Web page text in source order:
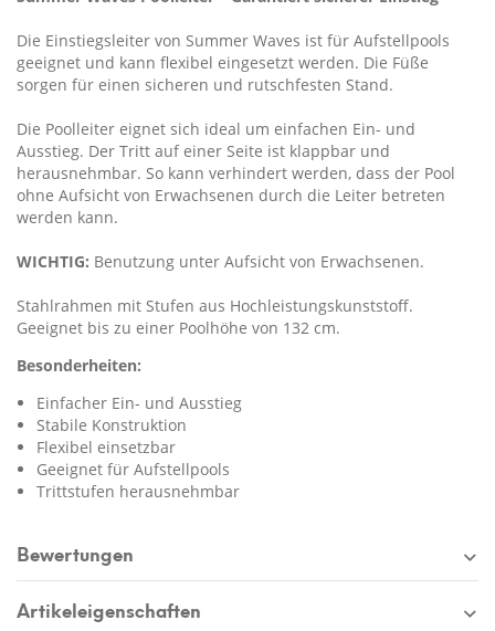
Die Einstiegsleiter von Summer Waves ist für Aufstellpools
geeignet und kann flexibel eingesetzt werden. Die Füße
sorgen für einen sicheren und rutschfesten Stand.
Die Poolleiter eignet sich ideal um einfachen Ein- und
Ausstieg. Der Tritt auf einer Seite ist klappbar und
herausnehmbar. So kann verhindert werden, dass der Pool
ohne Aufsicht von Erwachsenen durch die Leiter betreten
werden kann.
WICHTIG: Benutzung unter Aufsicht von Erwachsenen.
Stahlrahmen mit Stufen aus Hochleistungskunststoff.
Geeignet bis zu einer Poolhöhe von 132 cm.
Besonderheiten:
Einfacher Ein- und Ausstieg
Stabile Konstruktion
Flexibel einsetzbar
Geeignet für Aufstellpools
Trittstufen herausnehmbar
Bewertungen
Artikeleigenschaften